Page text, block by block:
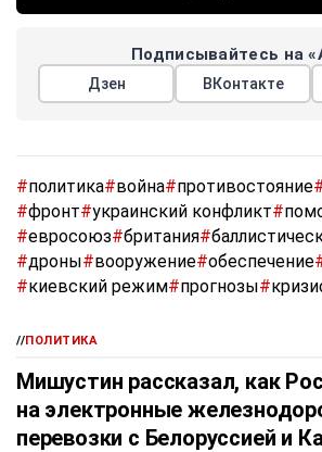
Подписывайтесь на
Дзен ВКонтакте
#политика#война#противостояние
#фронт#украинский конфликт#
#евросоюз#британия#
#дроны#вооружение#обеспечение
#киевский режим#прогнозы#
//ПОЛИТИКА
Мишустин рассказал, как
на электронные
перевозки с Белоруссией и